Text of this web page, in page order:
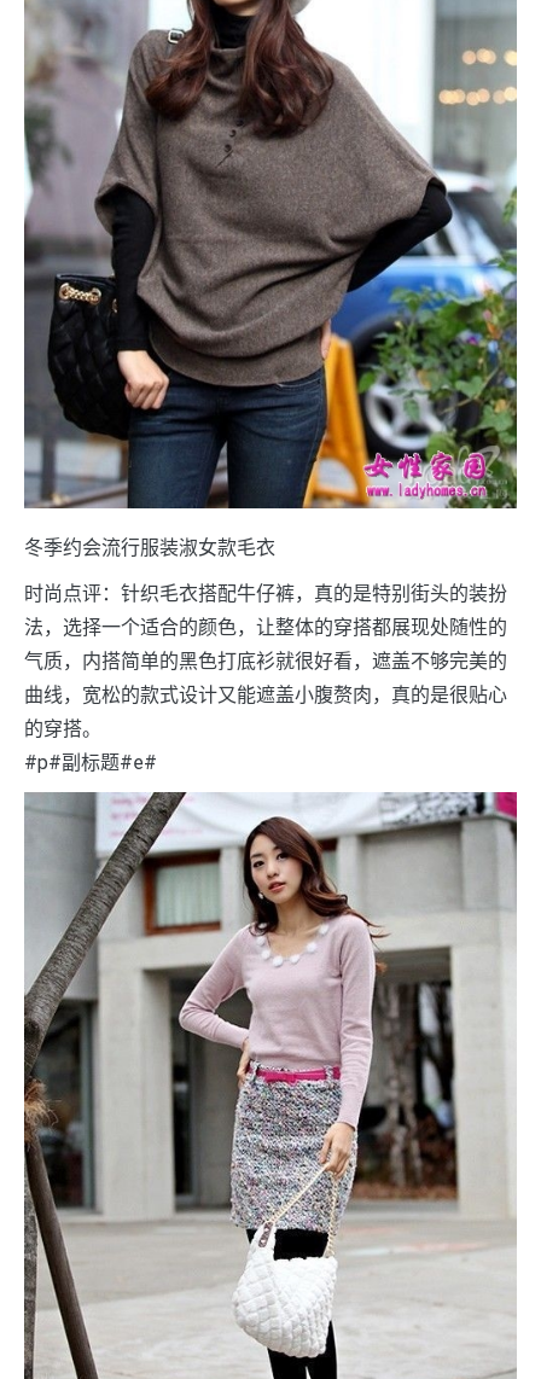
冬季约会流行服装淑女款毛衣
时尚点评：针织毛衣搭配牛仔裤，真的是特别街头的装扮
法，选择一个适合的颜色，让整体的穿搭都展现处随性的
气质，内搭简单的黑色打底衫就很好看，遮盖不够完美的
曲线，宽松的款式设计又能遮盖小腹赘肉，真的是很贴心
的穿搭。
#p#副标题#e#